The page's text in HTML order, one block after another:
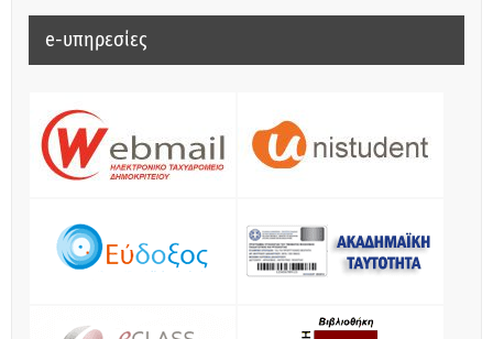
e-υπηρεσίες